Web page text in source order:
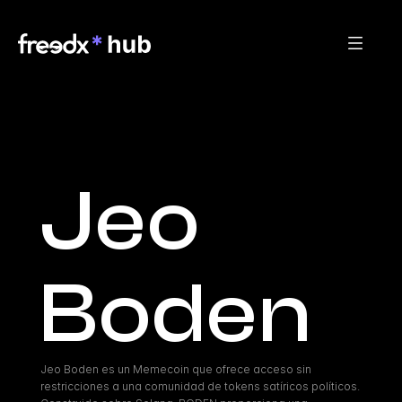
Jeo
Boden
Jeo Boden es un Memecoin que ofrece acceso sin
restricciones a una comunidad de tokens satíricos políticos.